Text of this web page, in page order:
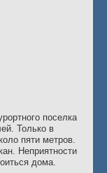
поселка
Только в
пяти метров.
Неприятности
дома.